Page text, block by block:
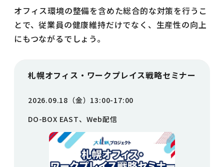
オフィス環境の整備を含めた総合的な対策を行うこ
とで、従業員の健康維持だけでなく、生産性の向上
にもつながるでしょう。
札幌オフィス・ワークプレイス戦略セミナー
2026.09.18（金）13:00-17:00
DO-BOX EAST、Web配信